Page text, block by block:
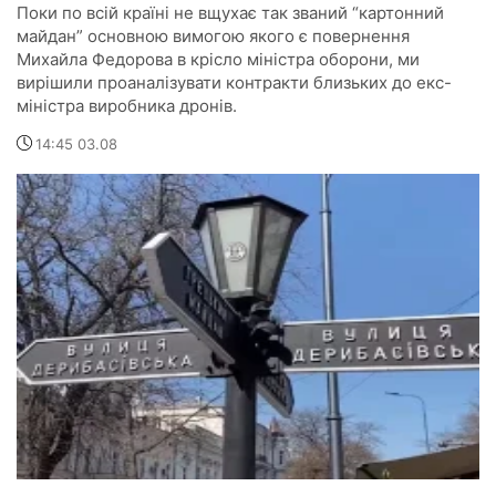
Поки по всій країні не вщухає так званий “картонний
майдан” основною вимогою якого є повернення
Михайла Федорова в крісло міністра оборони, ми
вирішили проаналізувати контракти близьких до екс-
міністра виробника дронів.
14:45 03.08